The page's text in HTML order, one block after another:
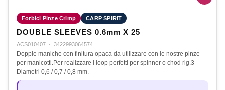
Forbici Pinze Crimp CARP SPIRIT
DOUBLE SLEEVES 0.6mm X 25
ACS010407 · 3422993064574
Doppie maniche con finitura opaca da utilizzare con le nostre pinze
per manicotti.Per realizzare i loop perfetti per spinner o chod rig.3
Diametri 0,6 / 0,7 / 0,8 mm.